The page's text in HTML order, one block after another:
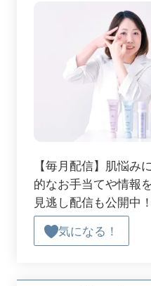
【毎月配信】肌悩み
的なお手当てや情報
見逃し配信も公開中！
気になる！